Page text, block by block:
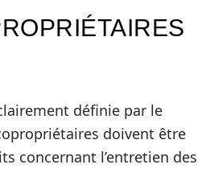
définie par le
doivent être
concernant l’entretien des